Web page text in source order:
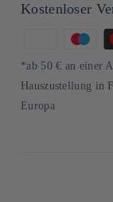
Kostenloser
Zahlungsmethoden
*ab 50 € an einer
Hauszustellung in
Europa